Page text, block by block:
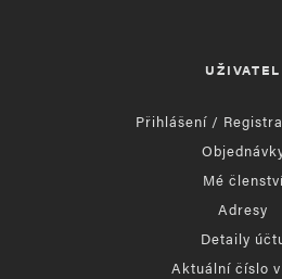
UŽIVATEL
Přihlášení /
Mé
Adresy
Detaily
Aktuální číslo v